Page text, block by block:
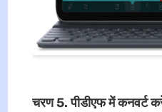
चरण 5. पीडीएफ में कनवर्ट